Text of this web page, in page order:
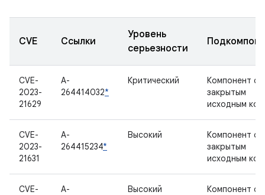
CVE Ссылки
Уровень
серьезности
CVE-
2023-
21629
A-
264414032*
Критический
Компонент с
закрытым
исходным
CVE-
2023-
21631
A-
264415234*
Высокий
Компонент с
закрытым
исходным
CVE-
A-
Высокий
Компонент с